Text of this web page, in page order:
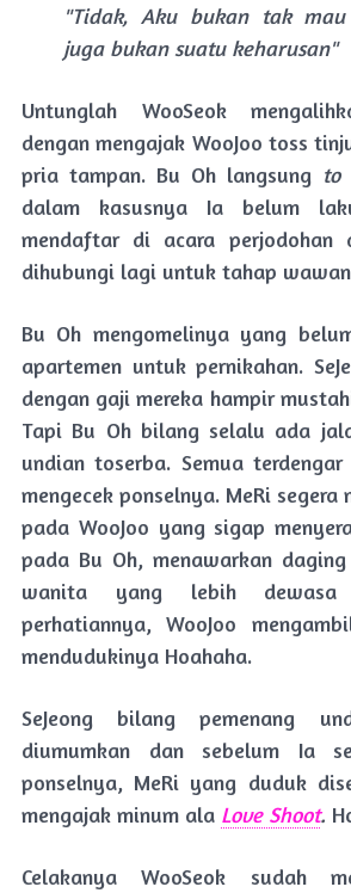
"Tidak, Aku bukan tak
juga bukan suatu keharusan"
Untunglah WooSeok
dengan mengajak WooJoo toss
pria tampan. Bu Oh langsung to
dalam kasusnya Ia belum
mendaftar di acara
dihubungi lagi untuk tahap
Bu Oh mengomelinya yang
apartemen untuk pernikahan.
dengan gaji mereka hampir
Tapi Bu Oh bilang selalu ada
undian toserba. Semua
mengecek ponselnya. MeRi segera
pada WooJoo yang sigap
pada Bu Oh, menawarkan
wanita yang lebih
perhatiannya, WooJoo
mendudukinya Hoahaha.
SeJeong bilang pemenang
diumumkan dan sebelum Ia
ponselnya, MeRi yang duduk
mengajak minum ala Love Shoot.
Celakanya WooSeok sudah